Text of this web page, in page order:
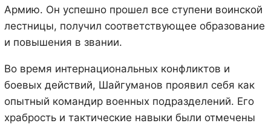
Армию. Он успешно прошел все ступени воинской
лестницы, получил соответствующее образование
и повышения в звании.
Во время интернациональных конфликтов и
боевых действий, Шайгуманов проявил себя как
опытный командир военных подразделений. Его
храбрость и тактические навыки были отмечены